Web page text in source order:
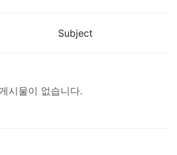
Subject
게시물이 없습니다.